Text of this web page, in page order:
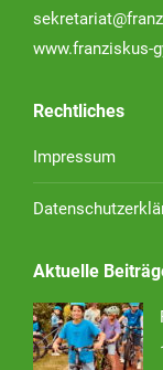
www.franziskus-
Rechtliches
Impressum
Aktuelle